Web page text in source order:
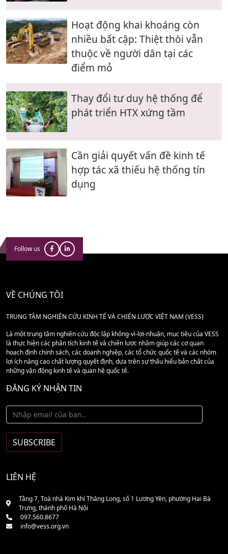
Hoạt động khai khoáng còn
nhiều bất cập: Thiệt thòi vẫn
thuộc về người dân tại các
điểm mỏ
Thay đổi tư duy hệ thống để
phát triển HTX xứng tầm
Cần giải quyết vấn đề kinh tế
hợp tác xã thiếu hệ thống tín
dụng
Follow us
VỀ CHÚNG TÔI
TRUNG TÂM NGHIÊN CỨU KINH TẾ VÀ CHIẾN LƯỢC VIỆT NAM (VESS)
Là một trung tâm nghiên cứu độc lập không-vì-lợi-nhuận, mục tiêu của VESS
là thực hiện các phân tích kinh tế và chiến lược nhằm giúp các cơ quan
hoạch định chính sách, các doanh nghiệp, các tổ chức quốc tế và các nhóm
lợi ích nâng cao chất lượng quyết định, dựa trên sự thấu hiểu bản chất của
những vận động kinh tế và quan hệ quốc tế.
ĐĂNG KÝ NHẬN TIN
LIÊN HỆ
Tầng 7, Toà nhà Kim khí Thăng Long, số 1 Lương Yên, phường Hai Bà
Trưng, thành phố Hà Nội
097.560.8677
info@vess.org.vn